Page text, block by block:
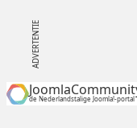
de Nederlandstalige Joomla!-portal